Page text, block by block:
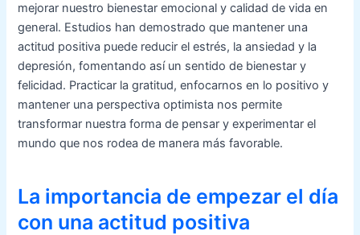
mejorar nuestro bienestar emocional y calidad de vida en
general. Estudios han demostrado que mantener una
actitud positiva puede reducir el estrés, la ansiedad y la
depresión, fomentando así un sentido de bienestar y
felicidad. Practicar la gratitud, enfocarnos en lo positivo y
mantener una perspectiva optimista nos permite
transformar nuestra forma de pensar y experimentar el
mundo que nos rodea de manera más favorable.
La importancia de empezar el día
con una actitud positiva